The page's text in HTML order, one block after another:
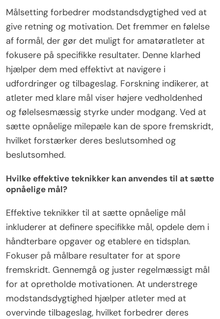
Målsetting forbedrer modstandsdygtighed ved at
give retning og motivation. Det fremmer en følelse
af formål, der gør det muligt for amatøratleter at
fokusere på specifikke resultater. Denne klarhed
hjælper dem med effektivt at navigere i
udfordringer og tilbageslag. Forskning indikerer, at
atleter med klare mål viser højere vedholdenhed
og følelsesmæssig styrke under modgang. Ved at
sætte opnåelige milepæle kan de spore fremskridt,
hvilket forstærker deres beslutsomhed og
beslutsomhed.
Hvilke effektive teknikker kan anvendes til at sætte
opnåelige mål?
Effektive teknikker til at sætte opnåelige mål
inkluderer at definere specifikke mål, opdele dem i
håndterbare opgaver og etablere en tidsplan.
Fokuser på målbare resultater for at spore
fremskridt. Gennemgå og juster regelmæssigt mål
for at opretholde motivationen. At understrege
modstandsdygtighed hjælper atleter med at
overvinde tilbageslag, hvilket forbedrer deres